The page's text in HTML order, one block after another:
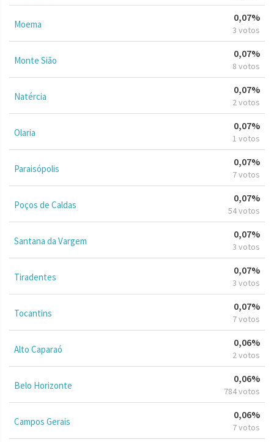
Moema
0,07%
3 votos
Monte Sião
0,07%
8 votos
Natércia
0,07%
2 votos
Olaria
0,07%
1 votos
Paraisópolis
0,07%
7 votos
Poços de Caldas
0,07%
54 votos
Santana da Vargem
0,07%
3 votos
Tiradentes
0,07%
3 votos
Tocantins
0,07%
7 votos
Alto Caparaó
0,06%
2 votos
Belo Horizonte
0,06%
784 votos
Campos Gerais
0,06%
7 votos